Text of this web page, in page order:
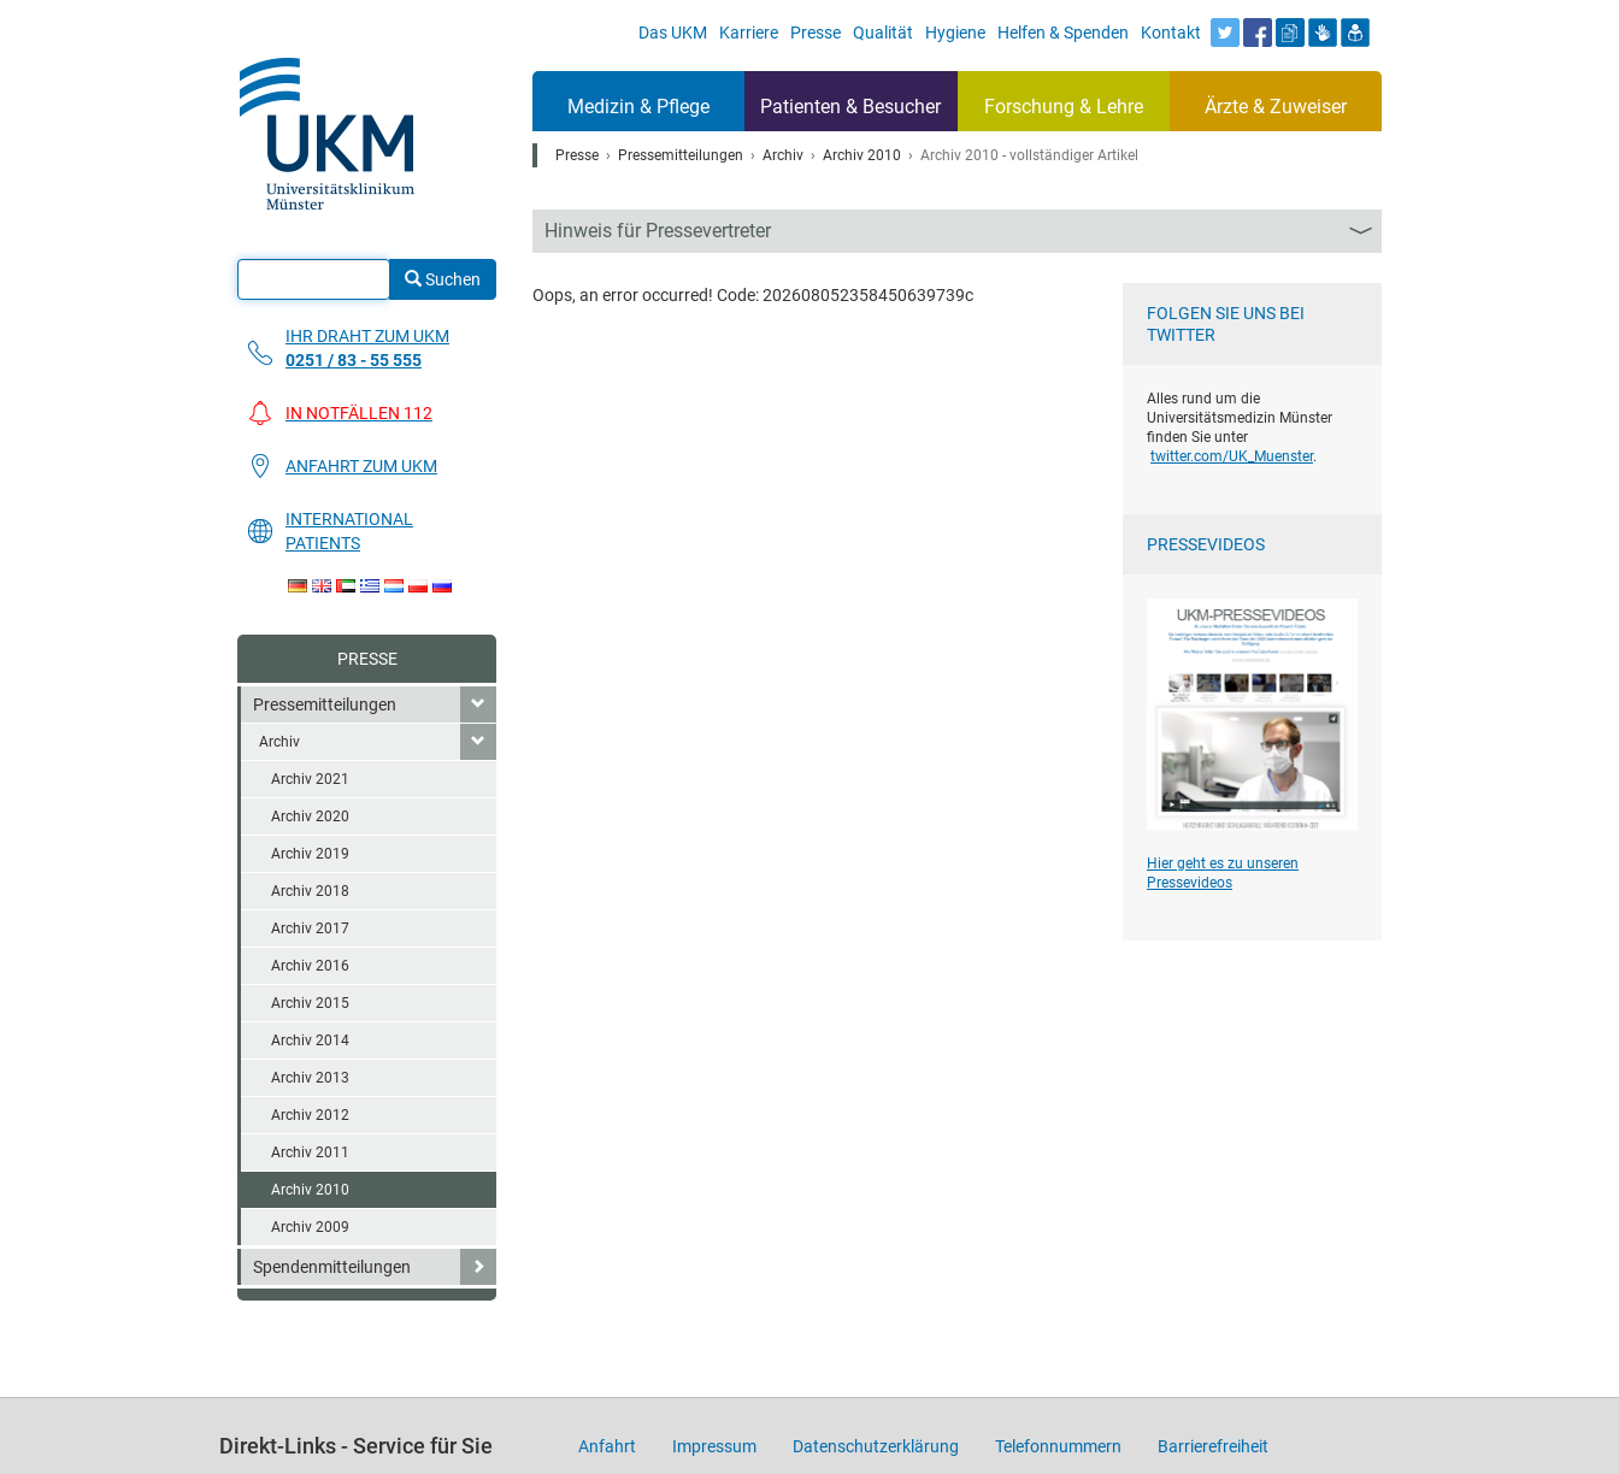
Suchen
IHR DRAHT ZUM UKM
0251 / 83 - 55 555
IN NOTFÄLLEN 112
ANFAHRT ZUM UKM
INTERNATIONAL
PATIENTS
PRESSE
Pressemitteilungen
Archiv
Archiv 2021
Archiv 2020
Archiv 2019
Archiv 2018
Archiv 2017
Archiv 2016
Archiv 2015
Archiv 2014
Archiv 2013
Archiv 2012
Archiv 2011
Archiv 2010
Archiv 2009
Spendenmitteilungen
Das UKM Karriere Presse Qualität Hygiene Helfen & Spenden Kontakt
Medizin & Pflege Patienten & Besucher Forschung & Lehre Ärzte & Zuweiser
Presse Pressemitteilungen Archiv Archiv 2010 Archiv 2010 - vollständiger Artikel
Hinweis für Pressevertreter
Oops, an error occurred! Code: 202608052358450639739c
FOLGEN SIE UNS BEI
TWITTER
Alles rund um die
Universitätsmedizin Münster
finden Sie unter
twitter.com/UK_Muenster.
PRESSEVIDEOS
Hier geht es zu unseren
Pressevideos
Direkt-Links - Service für Sie Anfahrt Impressum Datenschutzerklärung Telefonnummern Barrierefreiheit